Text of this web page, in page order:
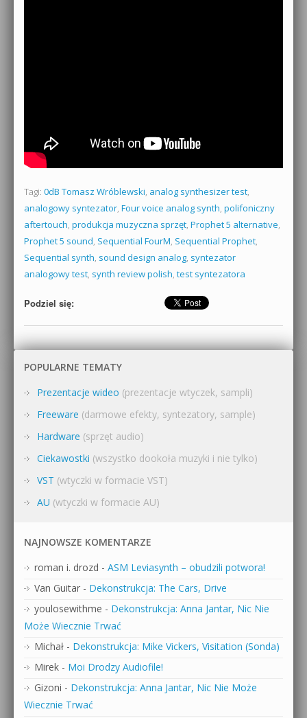
Tagi: 0dB Tomasz Wróblewski, analog synthesizer test,
analogowy syntezator, Four voice analog synth, polifoniczny
aftertouch, produkcja muzyczna sprzęt, Prophet 5 alternative,
Prophet 5 sound, Sequential FourM, Sequential Prophet,
Sequential synth, sound design analog, syntezator
analogowy test, synth review polish, test syntezatora
Podziel się:
POPULARNE TEMATY
Prezentacje wideo (prezentacje wtyczek, sampli)
Freeware (darmowe efekty, syntezatory, sample)
Hardware (sprzęt audio)
Ciekawostki (wszystko dookoła muzyki i nie tylko)
VST (wtyczki w formacie VST)
AU (wtyczki w formacie AU)
NAJNOWSZE KOMENTARZE
roman i. drozd - ASM Leviasynth – obudzili potwora!
Van Guitar - Dekonstrukcja: The Cars, Drive
youlosewithme - Dekonstrukcja: Anna Jantar, Nic Nie
Może Wiecznie Trwać
Michał - Dekonstrukcja: Mike Vickers, Visitation (Sonda)
Mirek - Moi Drodzy Audiofile!
Gizoni - Dekonstrukcja: Anna Jantar, Nic Nie Może
Wiecznie Trwać